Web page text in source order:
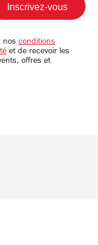
nos conditions
et de recevoir les
offres et